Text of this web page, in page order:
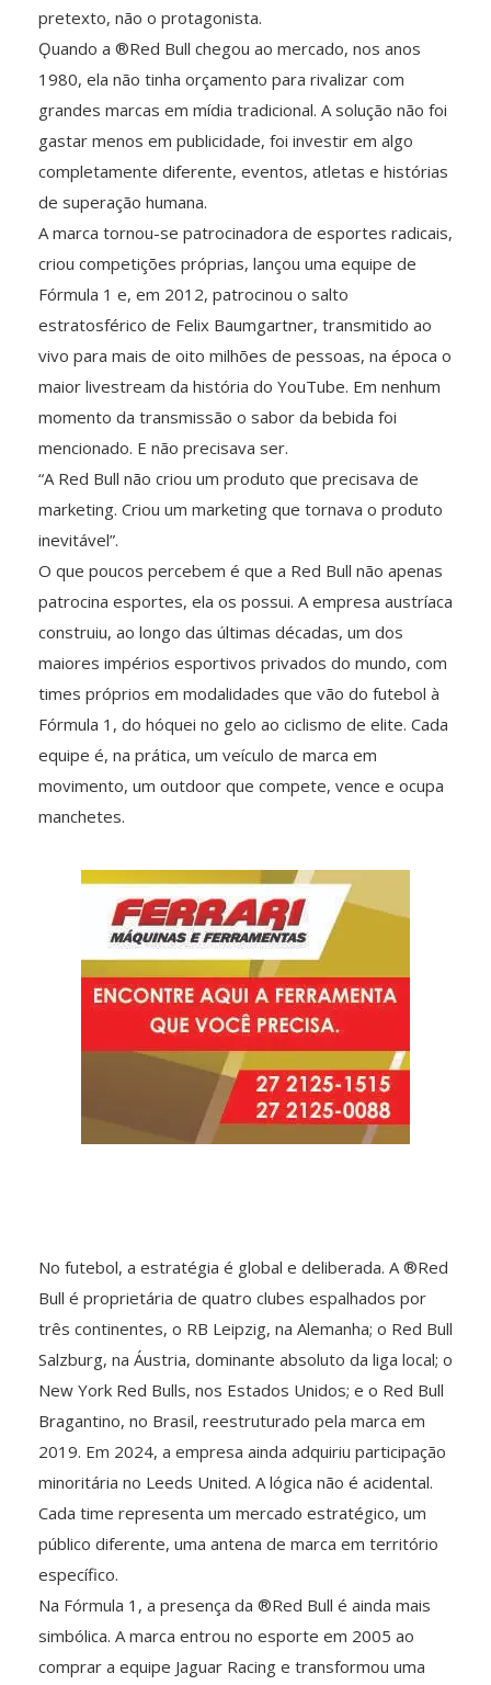
pretexto, não o protagonista.
Ǫuando a ®Red Bull chegou ao mercado, nos anos
1980, ela não tinha orçamento para rivalizar com
grandes marcas em mídia tradicional. A solução não foi
gastar menos em publicidade, foi investir em algo
completamente diferente, eventos, atletas e histórias
de superação humana.
A marca tornou-se patrocinadora de esportes radicais,
criou competições próprias, lançou uma equipe de
Fórmula 1 e, em 2012, patrocinou o salto
estratosférico de Felix Baumgartner, transmitido ao
vivo para mais de oito milhões de pessoas, na época o
maior livestream da história do YouTube. Em nenhum
momento da transmissão o sabor da bebida foi
mencionado. E não precisava ser.
“A Red Bull não criou um produto que precisava de
marketing. Criou um marketing que tornava o produto
inevitável”.
O que poucos percebem é que a Red Bull não apenas
patrocina esportes, ela os possui. A empresa austríaca
construiu, ao longo das últimas décadas, um dos
maiores impérios esportivos privados do mundo, com
times próprios em modalidades que vão do futebol à
Fórmula 1, do hóquei no gelo ao ciclismo de elite. Cada
equipe é, na prática, um veículo de marca em
movimento, um outdoor que compete, vence e ocupa
manchetes.
No futebol, a estratégia é global e deliberada. A ®Red
Bull é proprietária de quatro clubes espalhados por
três continentes, o RB Leipzig, na Alemanha; o Red Bull
Salzburg, na Áustria, dominante absoluto da liga local; o
New York Red Bulls, nos Estados Unidos; e o Red Bull
Bragantino, no Brasil, reestruturado pela marca em
2019. Em 2024, a empresa ainda adquiriu participação
minoritária no Leeds United. A lógica não é acidental.
Cada time representa um mercado estratégico, um
público diferente, uma antena de marca em território
específico.
Na Fórmula 1, a presença da ®Red Bull é ainda mais
simbólica. A marca entrou no esporte em 2005 ao
comprar a equipe Jaguar Racing e transformou uma